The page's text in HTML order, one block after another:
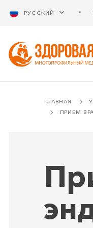
РУССКИЙ
ГЛАВНАЯ
ПРИЕМ